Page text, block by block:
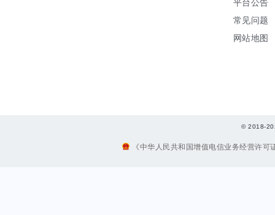
平台公告
常见问题
网站地图
© 2018-
《中华人民共和国增值电信业务经营许